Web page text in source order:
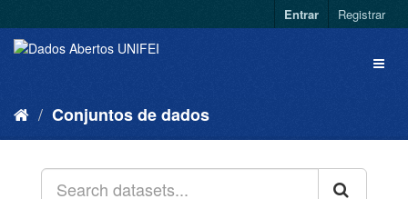
Entrar Registrar
Conjuntos de dados